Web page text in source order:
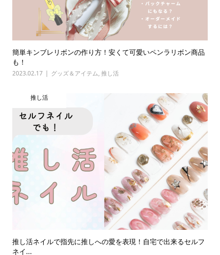
簡単キンブレリボンの作り方！安くて可愛いペンラリボン商品
も！
2023.02.17 グッズ＆アイテム, 推し活
推し活
推し活ネイルで指先に推しへの愛を表現！自宅で出来るセルフ
ネイ...